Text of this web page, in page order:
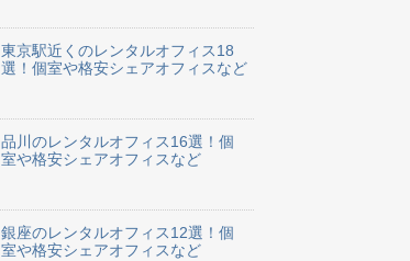
東京駅近くのレンタルオフィス18
選！個室や格安シェアオフィスなど
品川のレンタルオフィス16選！個
室や格安シェアオフィスなど
銀座のレンタルオフィス12選！個
室や格安シェアオフィスなど